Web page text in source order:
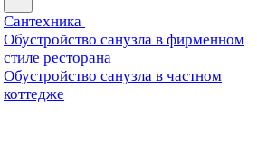
Сантехника
Обустройство санузла в фирменном
стиле ресторана
Обустройство санузла в частном
коттедже